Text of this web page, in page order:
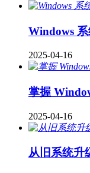
Windows
2025-04-16
掌握
2025-04-16
从旧系统升